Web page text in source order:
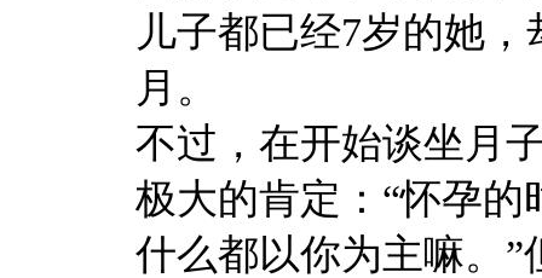
儿子都已经7岁的她
月。
不过，在开始谈坐月
极大的肯定：“怀孕
什么都以你为主嘛。